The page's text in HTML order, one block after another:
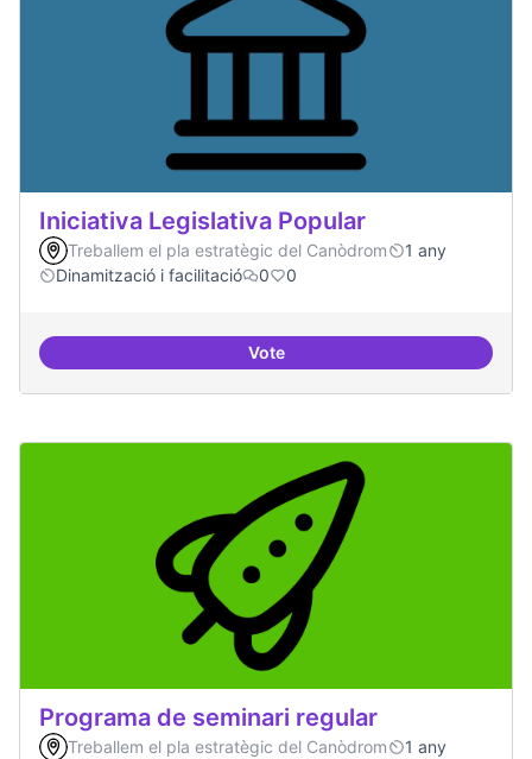
Iniciativa Legislativa Popular
Treballem el pla estratègic del Canòdrom
1 any
Dinamització i facilitació
0 0
VoteIniciativa Legislativa Popular
Programa de seminari regular
Treballem el pla estratègic del Canòdrom
1 any